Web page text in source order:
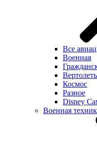
Все
Военная
Космос
Разное
Disney
Военная